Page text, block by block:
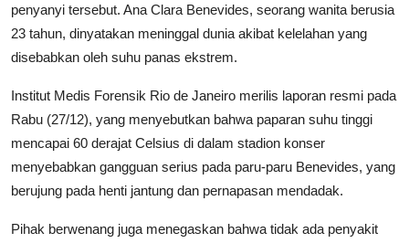
penyanyi tersebut. Ana Clara Benevides, seorang wanita berusia
23 tahun, dinyatakan meninggal dunia akibat kelelahan yang
disebabkan oleh suhu panas ekstrem.
Institut Medis Forensik Rio de Janeiro merilis laporan resmi pada
Rabu (27/12), yang menyebutkan bahwa paparan suhu tinggi
mencapai 60 derajat Celsius di dalam stadion konser
menyebabkan gangguan serius pada paru-paru Benevides, yang
berujung pada henti jantung dan pernapasan mendadak.
Pihak berwenang juga menegaskan bahwa tidak ada penyakit